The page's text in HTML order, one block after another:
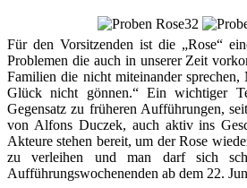
Für den Vorsitzenden ist die „Rose“
Problemen die auch in unserer Zeit
Familien die nicht miteinander sprechen,
Glück nicht gönnen.“ Ein wichtiger
Gegensatz zu früheren Aufführungen,
von Alfons Duczek, auch aktiv ins
Akteure stehen bereit, um der Rose
zu verleihen und man darf sich
Aufführungswochenenden ab dem 22.